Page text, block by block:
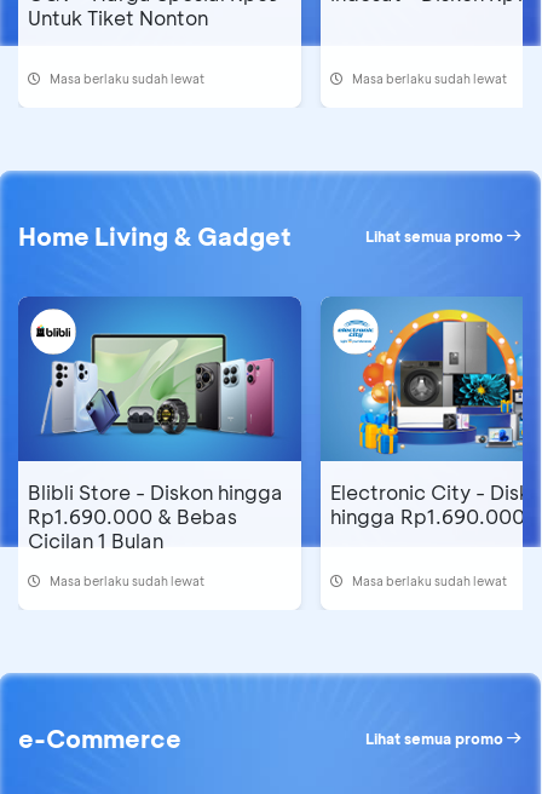
Untuk Tiket Nonton
Masa berlaku sudah lewat Masa berlaku sudah lewat
Home Living & Gadget Lihat semua promo
Blibli Store - Diskon hingga
Rp1.690.000 & Bebas
Cicilan 1 Bulan
Masa berlaku sudah lewat
Electronic City -
hingga Rp1.690.000
Masa berlaku sudah lewat
e-Commerce Lihat semua promo